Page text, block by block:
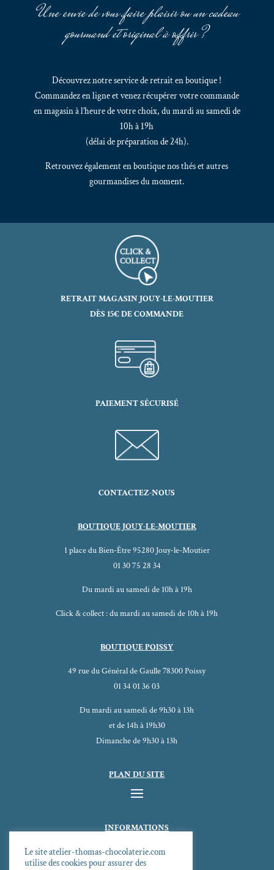
Une envie de vous faire plaisir ou un cadeau
gourmand et original à offrir ?
Découvrez notre service de retrait en boutique !
Commandez en ligne et venez récupérer votre commande
en magasin à l’heure de votre choix, du mardi au samedi de
10h à 19h
(délai de préparation de 24h).
Retrouvez également en boutique nos thés et autres
gourmandises du moment.
RETRAIT MAGASIN JOUY-LE-MOUTIER
DÈS 15€ DE COMMANDE
PAIEMENT SÉCURISÉ
CONTACTEZ-NOUS
BOUTIQUE JOUY-LE-MOUTIER
1 place du Bien-Être 95280 Jouy-le-Moutier
01 30 75 28 34
Du mardi au samedi de 10h à 19h
Click & collect : du mardi au samedi de 10h à 19h
BOUTIQUE POISSY
49 rue du Général de Gaulle 78300 Poissy
01 34 01 36 03
Du mardi au samedi de 9h30 à 13h
et de 14h à 19h30
Dimanche de 9h30 à 13h
PLAN DU SITE
INFORMATIONS
Mentions légales
Le site atelier-thomas-chocolaterie.com
utilise des cookies pour assurer des